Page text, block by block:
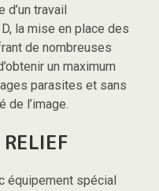
travail
la mise en place des
de nombreuses
un maximum
parasites et sans
de l’image.
équipement spécial